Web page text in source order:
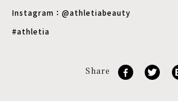
Instagram：@athletiabeauty
#athletia
Share